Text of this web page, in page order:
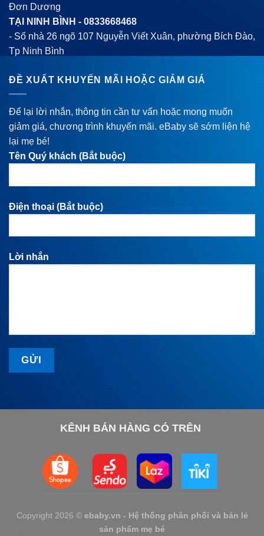
Đơn Dương
TẠI NINH BÌNH - 0833668468
- Số nhà 26 ngõ 107 Nguyễn Viết Xuân, phường Bích Đào,
Tp Ninh Bình
ĐỀ XUẤT KHUYẾN MÃI HOẶC GIẢM GIÁ
Để lại lời nhắn, thông tin cần tư vấn hoặc mong muốn
giảm giá, chương trình khuyến mãi. eBaby sẽ sớm liện hệ
lại mẹ bé!
Tên Quý khách (Bắt buộc)
Điện thoại (Bắt buộc)
Lời nhắn
KÊNH BÁN HÀNG CÓ TRÊN
Copyright 2026 © ebaby.vn - Hệ thống phân phối và bán lẻ
sản phẩm mẹ bé